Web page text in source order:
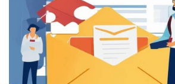
AI Essentials
AI Foundation
Digital Accessibility
Software Development Engineer in Test